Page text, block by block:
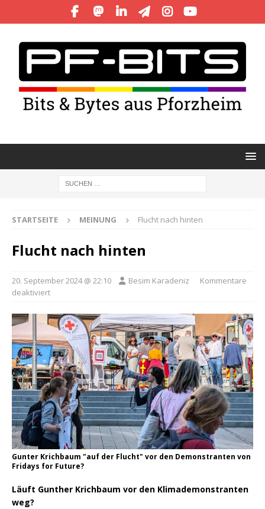
STARTSEITE MEINUNG Flucht nach hinten
Flucht nach hinten
20. September 2024 @ 22:10 Besim Karadeniz
Kommentare
deaktiviert
Gunter Krichbaum "auf der Flucht" vor den Demonstranten von
Fridays for Future?
Läuft Gunther Krichbaum vor den Klimademonstranten
weg?